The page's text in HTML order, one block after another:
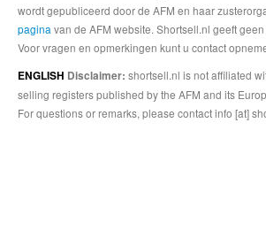
wordt gepubliceerd door de AFM en haar
pagina van de AFM website. Shortsell.nl geeft
Voor vragen en opmerkingen kunt u contact
ENGLISH Disclaimer: shortsell.nl is not affiliated
selling registers published by the AFM and its
For questions or remarks, please contact info [at]